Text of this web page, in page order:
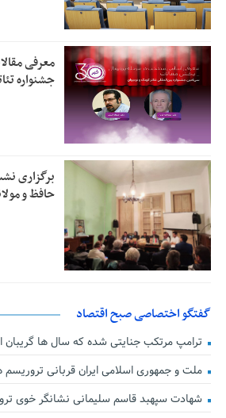
معرفی
جشنواره
برگزاری
حافظ و
گفتگو اختصاصی صبح اقتصاد
ترامپ مرتکب جنایتی شده که سال ها گریبان
ملت و جمهوری اسلامی ایران قربانی
شهادت سپهبد قاسم سلیمانی نشانگر خوی